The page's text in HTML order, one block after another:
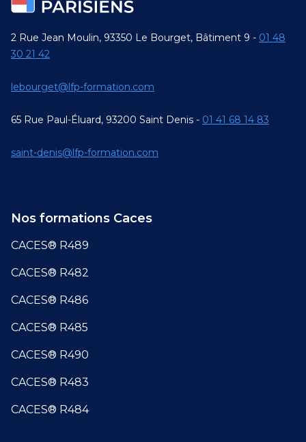
2 Rue Jean Moulin, 93350 Le Bourget, Bâtiment 9 - 01 48
30 21 42
lebourget@lfp-formation.com
65 Rue Paul-Éluard, 93200 Saint Denis - 01 41 68 14 83
saint-denis@lfp-formation.com
Nos formations Caces
CACES® R489
CACES® R482
CACES® R486
CACES® R485
CACES® R490
CACES® R483
CACES® R484